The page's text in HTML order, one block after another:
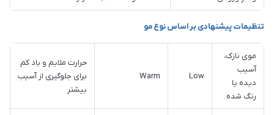
تنظیمات پیشنهادی بر اساس نوع مو
موی نازک،
آسیب
دیده یا
رنگ شده
Low
Warm
حرارت ملایم و باد کم
برای جلوگیری از آسیب
بیشتر